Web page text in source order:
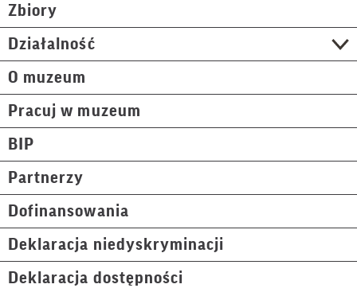
Zbiory
Działalność
O muzeum
Pracuj w muzeum
BIP
Partnerzy
Dofinansowania
Deklaracja niedyskryminacji
Deklaracja dostępności